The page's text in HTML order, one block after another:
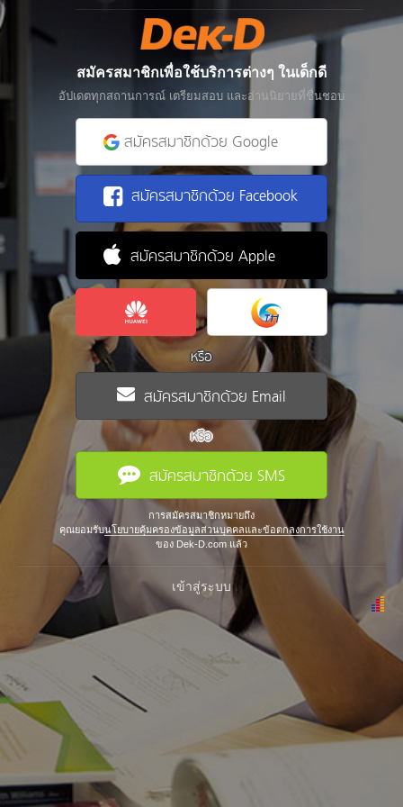
สมัครสมาชิกเพื่อใช้บริการต่างๆ ในเด็กดี
อัปเดตทุกสถานการณ์ เตรียมสอบ และอ่านนิยายที่ชื่นชอบ
สมัครสมาชิกด้วย Google
สมัครสมาชิกด้วย Facebook
สมัครสมาชิกด้วย Apple
หรือ
สมัครสมาชิกด้วย Email
หรือ
สมัครสมาชิกด้วย SMS
การสมัครสมาชิกหมายถึง
คุณยอมรับนโยบายคุ้มครองข้อมูลส่วนบุคคลและข้อตกลงการใช้งาน
ของ Dek-D.com แล้ว
เข้าสู่ระบบ